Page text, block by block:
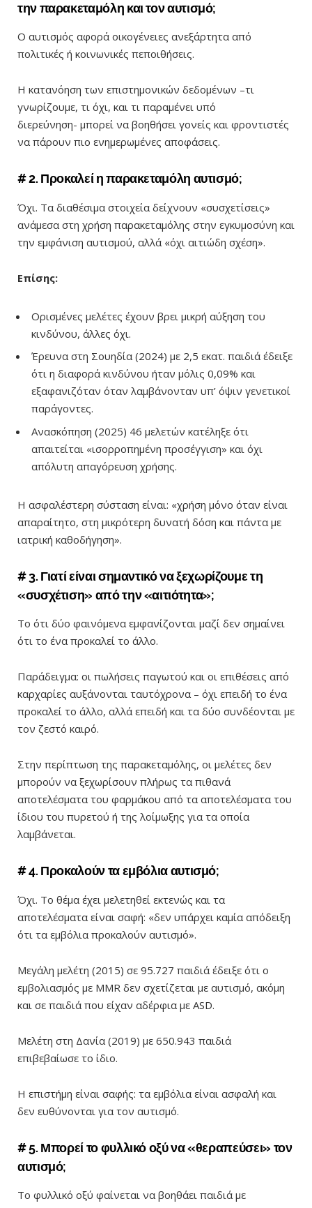
την παρακεταμόλη και τον αυτισμό;
Ο αυτισμός αφορά οικογένειες ανεξάρτητα από
πολιτικές ή κοινωνικές πεποιθήσεις.
Η κατανόηση των επιστημονικών δεδομένων –τι
γνωρίζουμε, τι όχι, και τι παραμένει υπό
διερεύνηση- μπορεί να βοηθήσει γονείς και φροντιστές
να πάρουν πιο ενημερωμένες αποφάσεις.
# 2. Προκαλεί η παρακεταμόλη αυτισμό;
Όχι. Τα διαθέσιμα στοιχεία δείχνουν «συσχετίσεις»
ανάμεσα στη χρήση παρακεταμόλης στην εγκυμοσύνη και
την εμφάνιση αυτισμού, αλλά «όχι αιτιώδη σχέση».
Επίσης:
Ορισμένες μελέτες έχουν βρει μικρή αύξηση του
κινδύνου, άλλες όχι.
Έρευνα στη Σουηδία (2024) με 2,5 εκατ. παιδιά έδειξε
ότι η διαφορά κινδύνου ήταν μόλις 0,09% και
εξαφανιζόταν όταν λαμβάνονταν υπ’ όψιν γενετικοί
παράγοντες.
Ανασκόπηση (2025) 46 μελετών κατέληξε ότι
απαιτείται «ισορροπημένη προσέγγιση» και όχι
απόλυτη απαγόρευση χρήσης.
Η ασφαλέστερη σύσταση είναι: «χρήση μόνο όταν είναι
απαραίτητο, στη μικρότερη δυνατή δόση και πάντα με
ιατρική καθοδήγηση».
# 3. Γιατί είναι σημαντικό να ξεχωρίζουμε τη
«συσχέτιση» από την«αιτιότητα»;
Το ότι δύο φαινόμενα εμφανίζονται μαζί δεν σημαίνει
ότι το ένα προκαλεί το άλλο.
Παράδειγμα: οι πωλήσεις παγωτού και οι επιθέσεις από
καρχαρίες αυξάνονται ταυτόχρονα – όχι επειδή το ένα
προκαλεί το άλλο, αλλά επειδή και τα δύο συνδέονται με
τον ζεστό καιρό.
Στην περίπτωση της παρακεταμόλης, οι μελέτες δεν
μπορούν να ξεχωρίσουν πλήρως τα πιθανά
αποτελέσματα του φαρμάκου από τα αποτελέσματα του
ίδιου του πυρετού ή της λοίμωξης για τα οποία
λαμβάνεται.
# 4. Προκαλούν τα εμβόλια αυτισμό;
Όχι. Το θέμα έχει μελετηθεί εκτενώς και τα
αποτελέσματα είναι σαφή: «δεν υπάρχει καμία απόδειξη
ότι τα εμβόλια προκαλούν αυτισμό».
Μεγάλη μελέτη (2015) σε 95.727 παιδιά έδειξε ότι ο
εμβολιασμός με MMR δεν σχετίζεται με αυτισμό, ακόμη
και σε παιδιά που είχαν αδέρφια με ASD.
Μελέτη στη Δανία (2019) με 650.943 παιδιά
επιβεβαίωσε το ίδιο.
Η επιστήμη είναι σαφής: τα εμβόλια είναι ασφαλή και
δεν ευθύνονται για τον αυτισμό.
# 5. Μπορεί το φυλλικό οξύ να«θεραπεύσει» τον
αυτισμό;
Το φυλλικό οξύ φαίνεται να βοηθάει παιδιά με